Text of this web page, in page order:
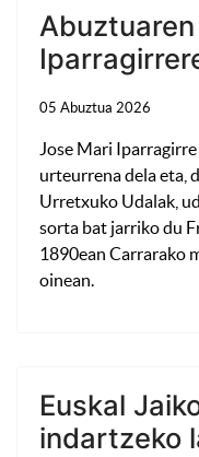
05 Abuztua 2026
Jose Mari
urteurrena dela eta,
Urretxuko Udalak,
sorta bat jarriko du
1890ean Carrarako
oinean.
Euskal
indartzeko